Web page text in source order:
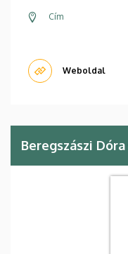
Cím
Weboldal
Beregszászi Dóra